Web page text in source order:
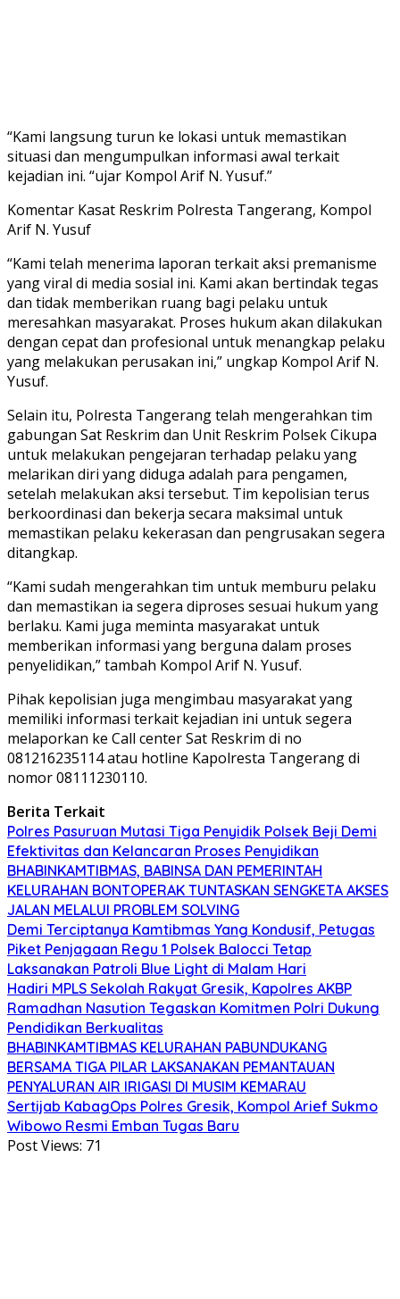
“Kami langsung turun ke lokasi untuk memastikan
situasi dan mengumpulkan informasi awal terkait
kejadian ini. “ujar Kompol Arif N. Yusuf.”
Komentar Kasat Reskrim Polresta Tangerang, Kompol
Arif N. Yusuf
“Kami telah menerima laporan terkait aksi premanisme
yang viral di media sosial ini. Kami akan bertindak tegas
dan tidak memberikan ruang bagi pelaku untuk
meresahkan masyarakat. Proses hukum akan dilakukan
dengan cepat dan profesional untuk menangkap pelaku
yang melakukan perusakan ini,” ungkap Kompol Arif N.
Yusuf.
Selain itu, Polresta Tangerang telah mengerahkan tim
gabungan Sat Reskrim dan Unit Reskrim Polsek Cikupa
untuk melakukan pengejaran terhadap pelaku yang
melarikan diri yang diduga adalah para pengamen,
setelah melakukan aksi tersebut. Tim kepolisian terus
berkoordinasi dan bekerja secara maksimal untuk
memastikan pelaku kekerasan dan pengrusakan segera
ditangkap.
“Kami sudah mengerahkan tim untuk memburu pelaku
dan memastikan ia segera diproses sesuai hukum yang
berlaku. Kami juga meminta masyarakat untuk
memberikan informasi yang berguna dalam proses
penyelidikan,” tambah Kompol Arif N. Yusuf.
Pihak kepolisian juga mengimbau masyarakat yang
memiliki informasi terkait kejadian ini untuk segera
melaporkan ke Call center Sat Reskrim di no
081216235114 atau hotline Kapolresta Tangerang di
nomor 08111230110.
Berita Terkait
Polres Pasuruan Mutasi Tiga Penyidik Polsek Beji Demi
Efektivitas dan Kelancaran Proses Penyidikan
BHABINKAMTIBMAS, BABINSA DAN PEMERINTAH
KELURAHAN BONTOPERAK TUNTASKAN SENGKETA AKSES
JALAN MELALUI PROBLEM SOLVING
Demi Terciptanya Kamtibmas Yang Kondusif, Petugas
Piket Penjagaan Regu 1 Polsek Balocci Tetap
Laksanakan Patroli Blue Light di Malam Hari
Hadiri MPLS Sekolah Rakyat Gresik, Kapolres AKBP
Ramadhan Nasution Tegaskan Komitmen Polri Dukung
Pendidikan Berkualitas
BHABINKAMTIBMAS KELURAHAN PABUNDUKANG
BERSAMA TIGA PILAR LAKSANAKAN PEMANTAUAN
PENYALURAN AIR IRIGASI DI MUSIM KEMARAU
Sertijab KabagOps Polres Gresik, Kompol Arief Sukmo
Wibowo Resmi Emban Tugas Baru
Post Views: 71